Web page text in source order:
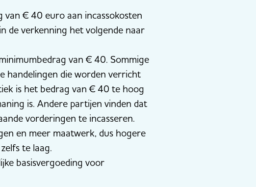
€ 40 euro aan incassokosten
de verkenning het volgende naar
van € 40. Sommige
handelingen die worden verricht
is het bedrag van € 40 te hoog
is. Andere partijen vinden dat
vorderingen te incasseren.
en meer maatwerk, dus hogere
te laag.
basisvergoeding voor